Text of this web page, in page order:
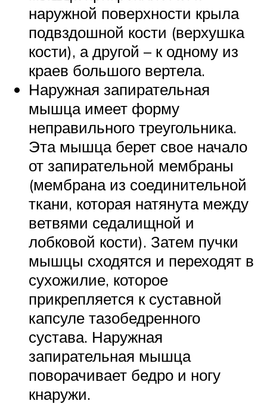
наружной поверхности крыла
подвздошной кости (верхушка
кости), а другой – к одному из
краев большого вертела.
Наружная запирательная
мышца имеет форму
неправильного треугольника.
Эта мышца берет свое начало
от запирательной мембраны
(мембрана из соединительной
ткани, которая натянута между
ветвями седалищной и
лобковой кости). Затем пучки
мышцы сходятся и переходят в
сухожилие, которое
прикрепляется к суставной
капсуле тазобедренного
сустава. Наружная
запирательная мышца
поворачивает бедро и ногу
кнаружи.